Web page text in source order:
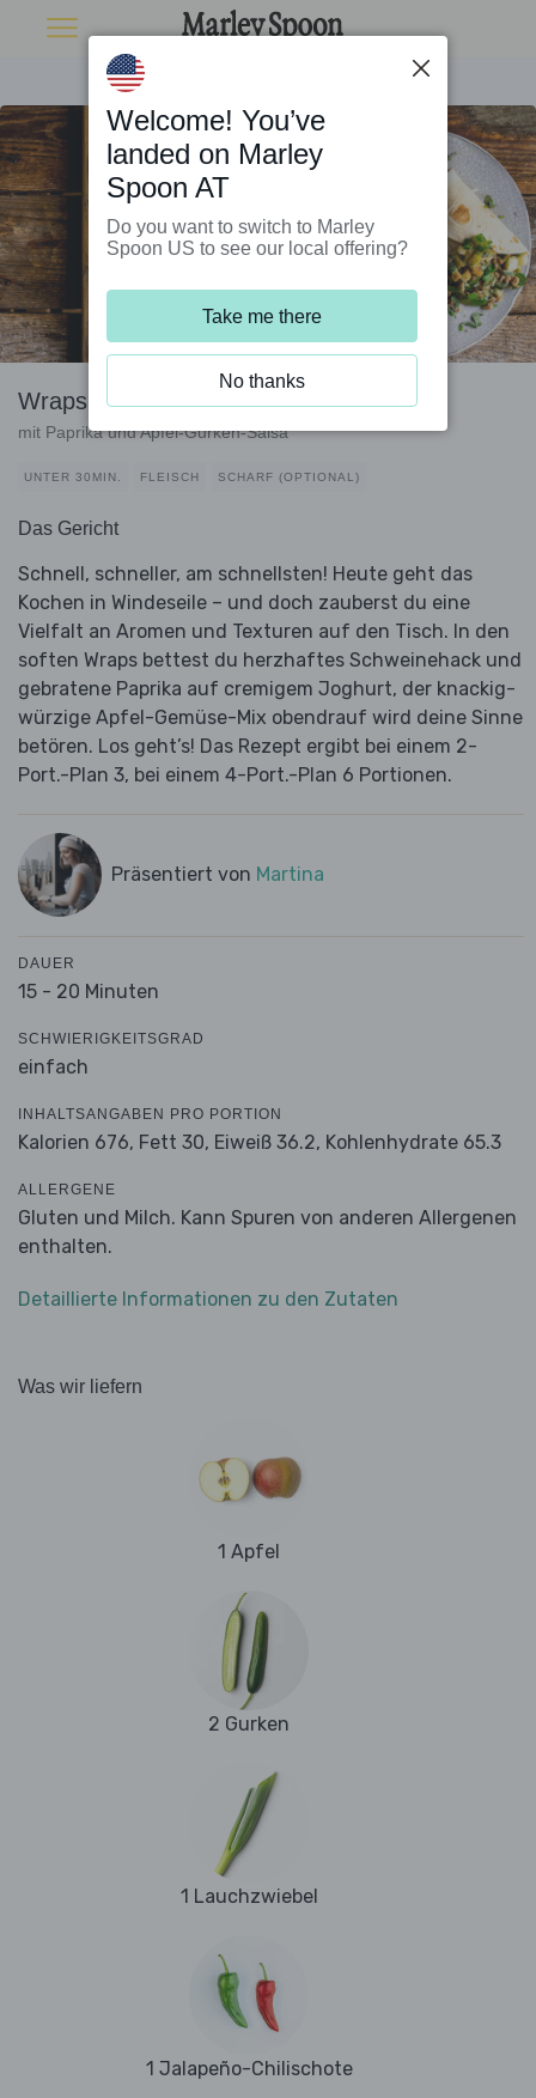
Wraps mit Schweinehack Tex-Mex-Style
mit Paprika und Apfel-Gurken-Salsa
UNTER 30MIN. FLEISCH SCHARF (OPTIONAL)
Das Gericht
Schnell, schneller, am schnellsten! Heute geht das
Kochen in Windeseile – und doch zauberst du eine
Vielfalt an Aromen und Texturen auf den Tisch. In den
soften Wraps bettest du herzhaftes Schweinehack und
gebratene Paprika auf cremigem Joghurt, der knackig-
würzige Apfel-Gemüse-Mix obendrauf wird deine Sinne
betören. Los geht’s! Das Rezept ergibt bei einem 2-
Port.-Plan 3, bei einem 4-Port.-Plan 6 Portionen.
Präsentiert von Martina
DAUER
15 - 20 Minuten
SCHWIERIGKEITSGRAD
einfach
INHALTSANGABEN PRO PORTION
Kalorien 676, Fett 30, Eiweiß 36.2, Kohlenhydrate 65.3
ALLERGENE
Gluten und Milch. Kann Spuren von anderen Allergenen
enthalten.
Detaillierte Informationen zu den Zutaten
Was wir liefern
1 Apfel
2 Gurken
1 Lauchzwiebel
1 Jalapeño-Chilischote
Welcome! You’ve
landed on Marley
Spoon AT
Do you want to switch to Marley
Spoon US to see our local offering?
Take me there
No thanks